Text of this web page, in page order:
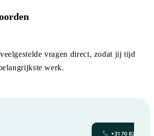
vragen direct, zodat jij tijd
werk.